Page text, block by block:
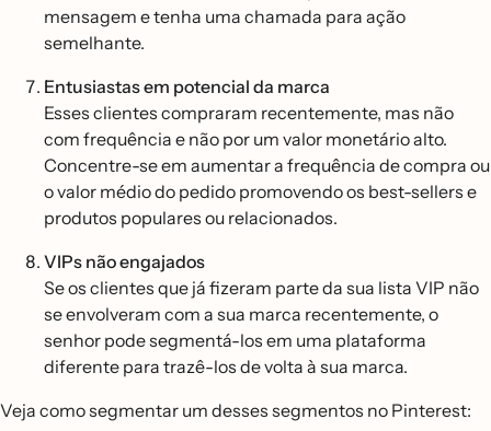
mensagem e tenha uma chamada para ação
semelhante.
Entusiastas em potencial da marca
Esses clientes compraram recentemente, mas não
com frequência e não por um valor monetário alto.
Concentre-se em aumentar a frequência de compra ou
o valor médio do pedido promovendo os best-sellers e
produtos populares ou relacionados.
VIPs não engajados
Se os clientes que já fizeram parte da sua lista VIP não
se envolveram com a sua marca recentemente, o
senhor pode segmentá-los em uma plataforma
diferente para trazê-los de volta à sua marca.
Veja como segmentar um desses segmentos no Pinterest: